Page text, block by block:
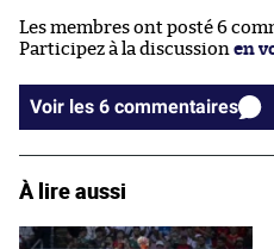
Les membres ont posté 6
Participez à la discussion en
Voir les 6 commentaires
À lire aussi